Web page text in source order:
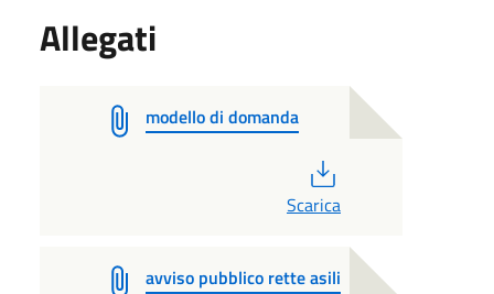
Allegati
modello di domanda
Scarica
avviso pubblico rette asili